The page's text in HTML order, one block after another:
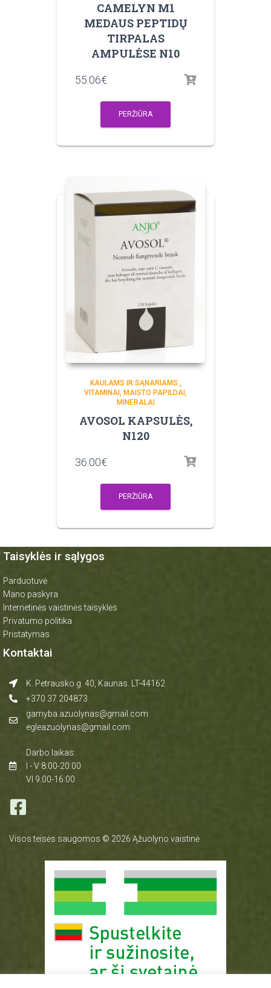
CAMELYN M1
MEDAUS PEPTIDŲ
TIRPALAS
AMPULĖSE N10
55.06€
PERŽIŪRA
KAULAMS IR SĄNARIAMS
VITAMINAI, MAISTO PAPILDAI,
MINERALAI
AVOSOL KAPSULĖS,
N120
36.00€
PERŽIŪRA
Taisyklės ir sąlygos
Parduotuvė
Mano paskyra
Internetinės vaistinės taisyklės
Privatumo politika
Pristatymas
Kontaktai
K. Petrausko g. 40, Kaunas. LT-44162
+370 37 204873
gamyba.azuolynas@gmail.com
egleazuolynas@gmail.com
Darbo laikas:
I - V 8:00-20:00
VI 9:00-16:00
Visos teisės saugomos © 2026 Ąžuolyno vaistinė